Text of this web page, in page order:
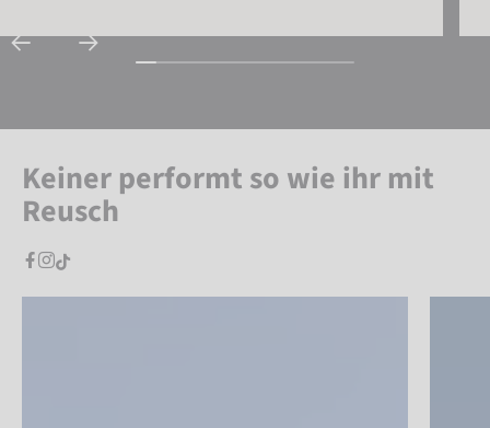
Keiner performt so wie ihr mit
Reusch